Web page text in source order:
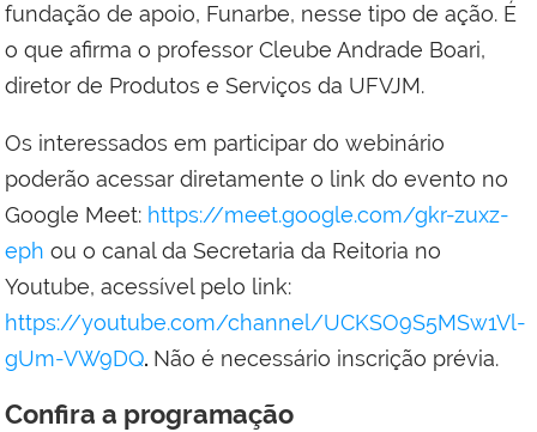
fundação de apoio, Funarbe, nesse tipo de ação. É
o que afirma o professor Cleube Andrade Boari,
diretor de Produtos e Serviços da UFVJM.
Os interessados em participar do webinário
poderão acessar diretamente o link do evento no
Google Meet: https://meet.google.com/gkr-zuxz-
eph ou o canal da Secretaria da Reitoria no
Youtube, acessível pelo link:
https://youtube.com/channel/UCKSO9S5MSw1Vl-
gUm-VW9DQ. Não é necessário inscrição prévia.
Confira a programação